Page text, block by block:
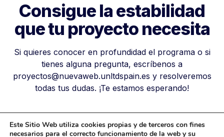
Consigue la estabilidad
que tu proyecto necesita
Si quieres conocer en profundidad el programa o si
tienes alguna pregunta, escríbenos a
proyectos@nuevaweb.unltdspain.es y resolveremos
todas tus dudas. ¡Te estamos esperando!
Quiero participar
Este Sitio Web utiliza cookies propias y de terceros con fines
necesarios para el correcto funcionamiento de la web y su